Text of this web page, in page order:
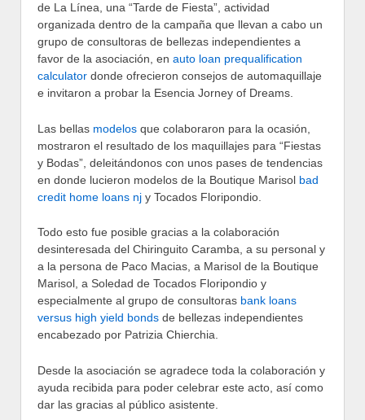
de La Línea, una “Tarde de Fiesta”, actividad
organizada dentro de la campaña que llevan a cabo un
grupo de consultoras de bellezas independientes a
favor de la asociación, en auto loan prequalification
calculator donde ofrecieron consejos de automaquillaje
e invitaron a probar la Esencia Jorney of Dreams.
Las bellas modelos que colaboraron para la ocasión,
mostraron el resultado de los maquillajes para “Fiestas
y Bodas”, deleitándonos con unos pases de tendencias
en donde lucieron modelos de la Boutique Marisol bad
credit home loans nj y Tocados Floripondio.
Todo esto fue posible gracias a la colaboración
desinteresada del Chiringuito Caramba, a su personal y
a la persona de Paco Macias, a Marisol de la Boutique
Marisol, a Soledad de Tocados Floripondio y
especialmente al grupo de consultoras bank loans
versus high yield bonds de bellezas independientes
encabezado por Patrizia Chierchia.
Desde la asociación se agradece toda la colaboración y
ayuda recibida para poder celebrar este acto, así como
dar las gracias al público asistente.